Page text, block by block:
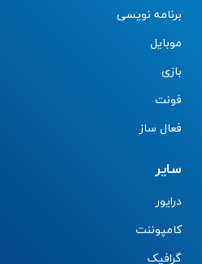
برنامه نویسی
موبایل
بازی
فونت
فعال ساز
سایر
درایور
کامپوننت
گرافیک